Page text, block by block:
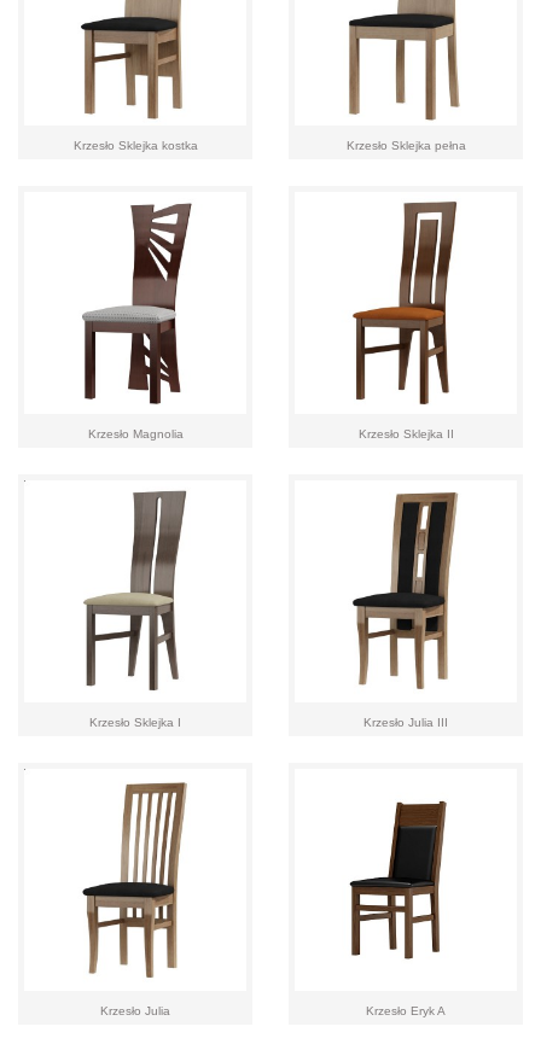
Krzesło Sklejka kostka Krzesło Sklejka pełna
Krzesło Magnolia Krzesło Sklejka II
Krzesło Sklejka I Krzesło Julia III
Krzesło Julia Krzesło Eryk A